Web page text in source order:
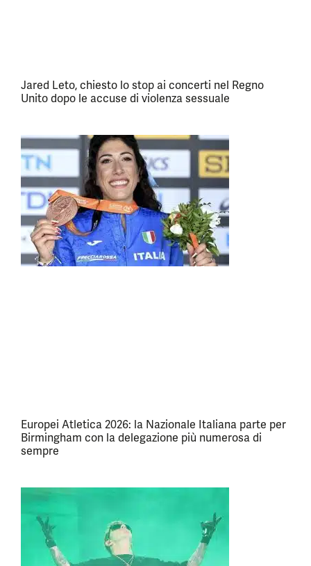
Jared Leto, chiesto lo stop ai concerti nel Regno
Unito dopo le accuse di violenza sessuale
Europei Atletica 2026: la Nazionale Italiana parte per
Birmingham con la delegazione più numerosa di
sempre